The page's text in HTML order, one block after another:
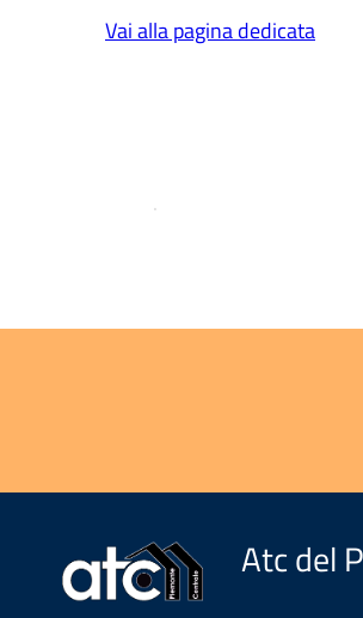
Vai alla pagina dedicata
.
Atc del